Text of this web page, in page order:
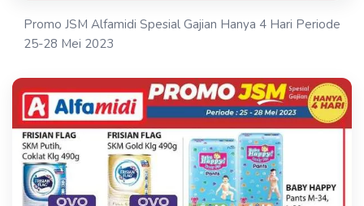
Promo JSM Alfamidi Spesial Gajian Hanya 4 Hari Periode
25-28 Mei 2023